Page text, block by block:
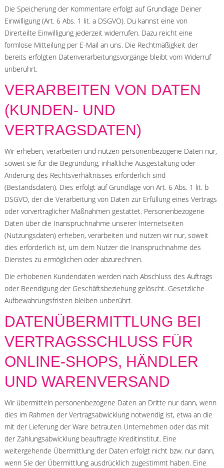
Die Speicherung der Kommentare erfolgt auf Grundlage Deiner
Einwilligung (Art. 6 Abs. 1 lit. a DSGVO). Du kannst eine von
Direrteilte Einwilligung jederzeit widerrufen. Dazu reicht eine
formlose Mitteilung per E-Mail an uns. Die Rechtmäßigkeit der
bereits erfolgten Datenverarbeitungsvorgänge bleibt vom Widerruf
unberührt.
VERARBEITEN VON DATEN
(KUNDEN- UND
VERTRAGSDATEN)
Wir erheben, verarbeiten und nutzen personenbezogene Daten nur,
soweit sie für die Begründung, inhaltliche Ausgestaltung oder
Änderung des Rechtsverhältnisses erforderlich sind
(Bestandsdaten). Dies erfolgt auf Grundlage von Art. 6 Abs. 1 lit. b
DSGVO, der die Verarbeitung von Daten zur Erfüllung eines Vertrags
oder vorvertraglicher Maßnahmen gestattet. Personenbezogene
Daten über die Inanspruchnahme unserer Internetseiten
(Nutzungsdaten) erheben, verarbeiten und nutzen wir nur, soweit
dies erforderlich ist, um dem Nutzer die Inanspruchnahme des
Dienstes zu ermöglichen oder abzurechnen.
Die erhobenen Kundendaten werden nach Abschluss des Auftrags
oder Beendigung der Geschäftsbeziehung gelöscht. Gesetzliche
Aufbewahrungsfristen bleiben unberührt.
DATENÜBERMITTLUNG BEI
VERTRAGSSCHLUSS FÜR
ONLINE-SHOPS, HÄNDLER
UND WARENVERSAND
Wir übermitteln personenbezogene Daten an Dritte nur dann, wenn
dies im Rahmen der Vertragsabwicklung notwendig ist, etwa an die
mit der Lieferung der Ware betrauten Unternehmen oder das mit
der Zahlungsabwicklung beauftragte Kreditinstitut. Eine
weitergehende Übermittlung der Daten erfolgt nicht bzw. nur dann,
wenn Sie der Übermittlung ausdrücklich zugestimmt haben. Eine